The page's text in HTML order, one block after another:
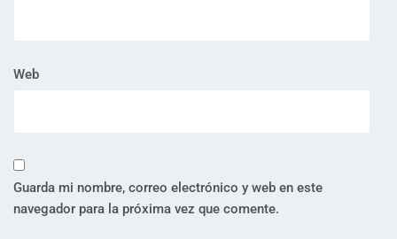
Web
Guarda mi nombre, correo electrónico y web en este
navegador para la próxima vez que comente.